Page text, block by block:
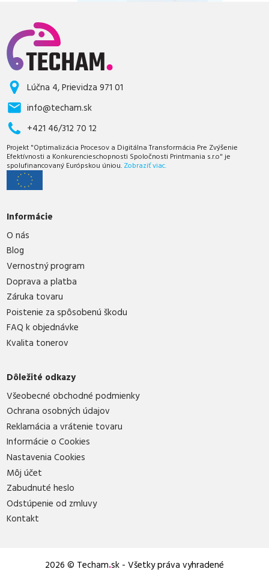
Lúčna 4, Prievidza 971 01
info@techam.sk
+421 46/312 70 12
Projekt "Optimalizácia Procesov a Digitálna Transformácia Pre Zvýšenie
Efektívnosti a Konkurencieschopnosti Spoločnosti Printmania s.r.o" je
spolufinancovaný Európskou úniou. Zobraziť viac.
Informácie
O nás
Blog
Vernostný program
Doprava a platba
Záruka tovaru
Poistenie za spôsobenú škodu
FAQ k objednávke
Kvalita tonerov
Dôležité odkazy
Všeobecné obchodné podmienky
Ochrana osobných údajov
Reklamácia a vrátenie tovaru
Informácie o Cookies
Nastavenia Cookies
Môj účet
Zabudnuté heslo
Odstúpenie od zmluvy
Kontakt
2026 © Techam.sk - Všetky práva vyhradené